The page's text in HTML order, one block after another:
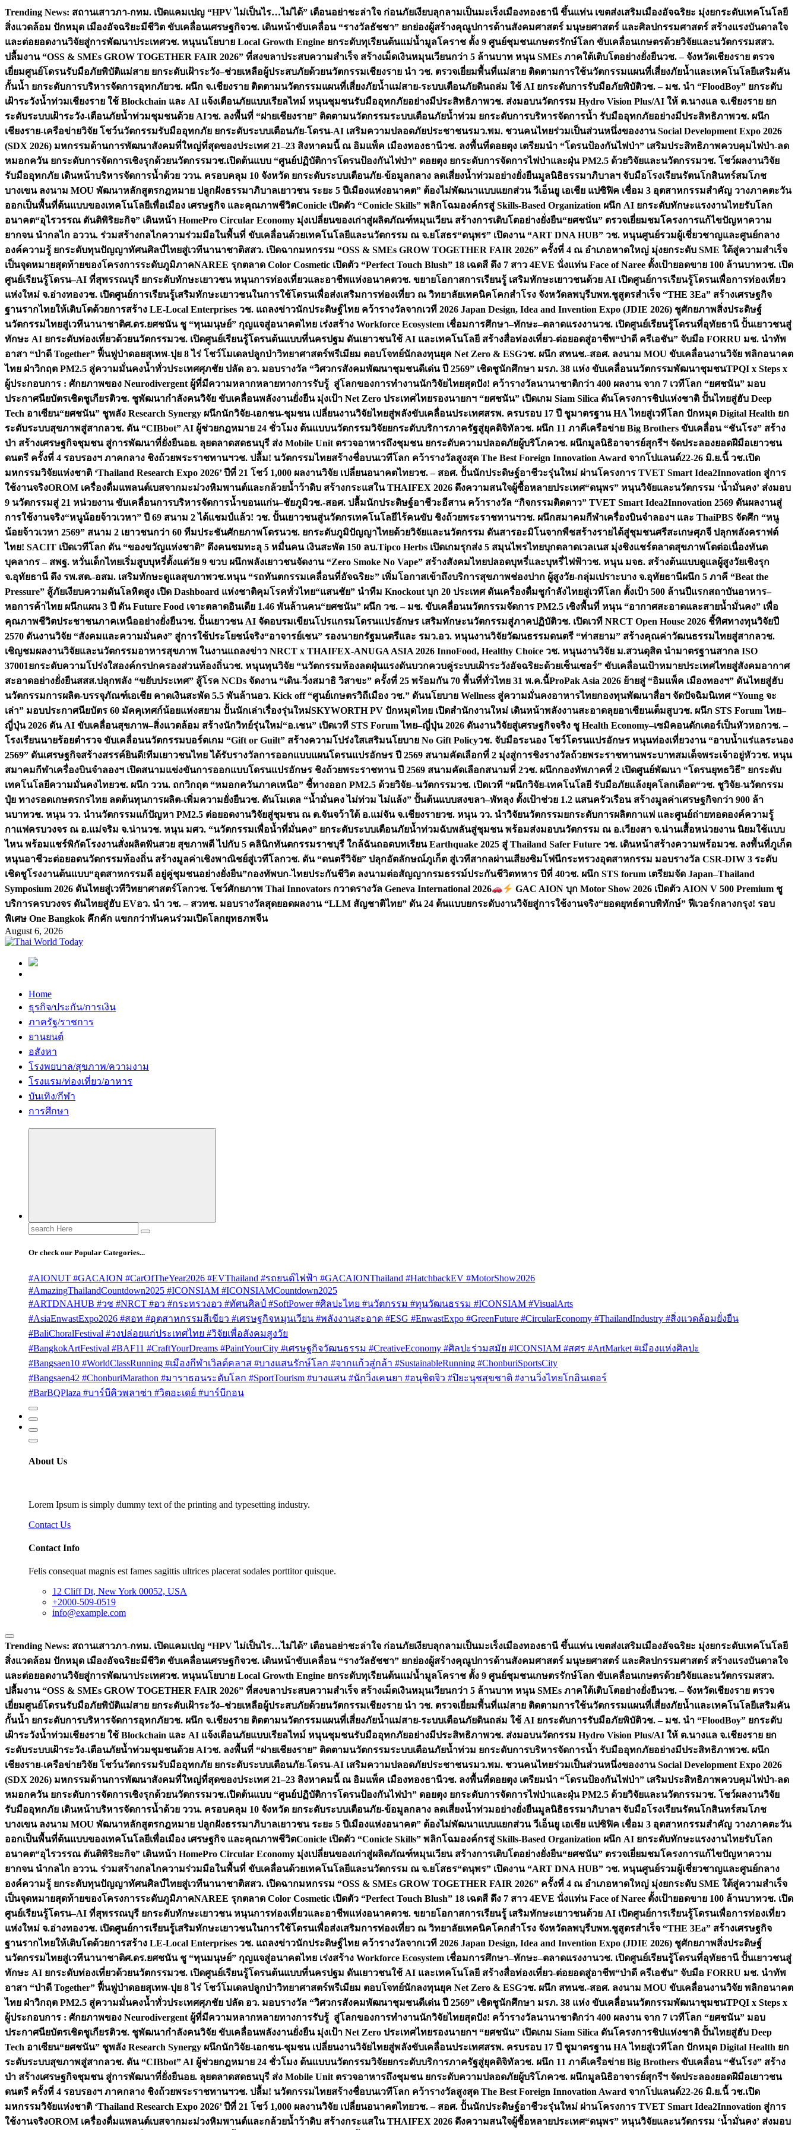
Skip
to
content
Trending News: สถานเสาวภา-กทม. เปิดแคมเปญ “HPV ไม่เป็นไร…ไม่ได้” เตือนอย่าชะล่าใจ ก่อนภัยเงียบลุกลามเป็นมะเร็งเมืองทองธานี ขึ้นแท่น เขตส่งเสริมเมืองอัจฉริยะ มุ่งยกระดับเทคโนโลยี
สิ่งแวดล้อม ปักหมุด เมืองอัจฉริยะมีชีวิต ขับเคลื่อนเศรษฐกิจวช. เดินหน้าขับเคลื่อน “รางวัลธัชชา” ยกย่องผู้สร้างคุณูปการด้านสังคมศาสตร์ มนุษยศาสตร์ และศิลปกรรมศาสตร์ สร้างแรงบันดาลใจ
และต่อยอดงานวิจัยสู่การพัฒนาประเทศวช. หนุนนโยบาย Local Growth Engine ยกระดับทุเรียนต้นแม่น้ำมูลโคราช ตั้ง 9 ศูนย์ชุมชนเกษตรรักษ์โลก ขับเคลื่อนเกษตรด้วยวิจัยและนวัตกรรมสสว.
ปลื้มงาน “OSS & SMEs GROW TOGETHER FAIR 2026” ที่สงขลาประสบความสำเร็จ สร้างเม็ดเงินหมุนเวียนกว่า 5 ล้านบาท หนุน SMEs ภาคใต้เติบโตอย่างยั่งยืนวช. – จังหวัดเชียงราย ตรวจ
เยี่ยมศูนย์โดรนรับมือภัยพิบัติแม่สาย ยกระดับเฝ้าระวัง–ช่วยเหลือผู้ประสบภัยด้วยนวัตกรรมเชียงราย นำ วช. ตรวจเยี่ยมพื้นที่แม่สาย ติดตามการใช้นวัตกรรมแผนที่เสี่ยงภัยน้ำและเทคโนโลยีเสริมคัน
กั้นน้ำ ยกระดับการบริหารจัดการอุทกภัยวช. ผนึก จ.เชียงราย ติดตามนวัตกรรมแผนที่เสี่ยงภัยน้ำแม่สาย-ระบบเตือนภัยดินถล่ม ใช้ AI ยกระดับการรับมือภัยพิบัติวช. – มช. นำ “FloodBoy” ยกระดับ
เฝ้าระวังน้ำท่วมเชียงราย ใช้ Blockchain และ AI แจ้งเตือนภัยแบบเรียลไทม์ หนุนชุมชนรับมืออุทกภัยอย่างมีประสิทธิภาพวช. ส่งมอบนวัตกรรม Hydro Vision Plus/AI ให้ ต.นางแล จ.เชียงราย ยก
ระดับระบบเฝ้าระวัง-เตือนภัยน้ำท่วมชุมชนด้วย AIวช. ลงพื้นที่ “ฝายเชียงราย” ติดตามนวัตกรรมระบบเตือนภัยน้ำท่วม ยกระดับการบริหารจัดการน้ำ รับมืออุทกภัยอย่างมีประสิทธิภาพวช. ผนึก
เชียงราย-เครือข่ายวิจัย โชว์นวัตกรรมรับมืออุทกภัย ยกระดับระบบเตือนภัย-โดรน-AI เสริมความปลอดภัยประชาชนรมว.พม. ชวนคนไทยร่วมเป็นส่วนหนึ่งของงาน Social Development Expo 2026
(SDX 2026) มหกรรมด้านการพัฒนาสังคมที่ใหญ่ที่สุดของประเทศ 21–23 สิงหาคมนี้ ณ อิมแพ็ค เมืองทองธานีวช. ลงพื้นที่ดอยตุง เตรียมนำ “โดรนป้องกันไฟป่า” เสริมประสิทธิภาพควบคุมไฟป่า-ลด
หมอกควัน ยกระดับการจัดการเชิงรุกด้วยนวัตกรรมวช.เปิดต้นแบบ “ศูนย์ปฏิบัติการโดรนป้องกันไฟป่า” ดอยตุง ยกระดับการจัดการไฟป่าและฝุ่น PM2.5 ด้วยวิจัยและนวัตกรรมวช. โชว์ผลงานวิจัย
รับมืออุทกภัย เดินหน้าบริหารจัดการน้ำด้วย ววน. ครอบคลุม 10 จังหวัด ยกระดับระบบเตือนภัย-ข้อมูลกลาง ลดเสี่ยงน้ำท่วมอย่างยั่งยืนมูลนิธิธรรมาภิบาลฯ จับมือโรงเรียนรัตนโกสินทร์สมโภช
บางเขน ลงนาม MOU พัฒนาหลักสูตรกฎหมาย ปลูกฝังธรรมาภิบาลเยาวชน ระยะ 5 ปีเมืองแห่งอนาคต” ต้องไม่พัฒนาแบบแยกส่วน วีเอ็นยู เอเชีย แปซิฟิค เชื่อม 3 อุตสาหกรรมสำคัญ วางภาคตะวัน
ออกเป็นพื้นที่ต้นแบบของเทคโนโลยีเพื่อเมือง เศรษฐกิจ และคุณภาพชีวิตConicle เปิดตัว “Conicle Skills” พลิกโฉมองค์กรสู่ Skills-Based Organization ผนึก AI ยกระดับทักษะแรงงานไทยรับโลก
อนาคต“อุไรวรรณ ตันติพิริยะกิจ” เดินหน้า HomePro Circular Economy มุ่งเปลี่ยนของเก่าสู่ผลิตภัณฑ์หมุนเวียน สร้างการเติบโตอย่างยั่งยืน“ยศชนัน” ตรวจเยี่ยมชมโครงการแก้ไขปัญหาความ
ยากจน นำกลไก อววน. ร่วมสร้างกลไกความร่วมมือในพื้นที่ ขับเคลื่อนด้วยเทคโนโลยีและนวัตกรรม ณ จ.ยโสธร“ดนุพร” เปิดงาน “ART DNA HUB” วช. หนุนศูนย์รวมผู้เชี่ยวชาญและศูนย์กลาง
องค์ความรู้ ยกระดับทุนปัญญาทัศนศิลป์ไทยสู่เวทีนานาชาติสสว. เปิดฉากมหกรรม “OSS & SMEs GROW TOGETHER FAIR 2026” ครั้งที่ 4 ณ อำเภอหาดใหญ่ มุ่งยกระดับ SME ใต้สู่ความสำเร็จ
เป็นจุดหมายสุดท้ายของโครงการระดับภูมิภาคNAREE รุกตลาด Color Cosmetic เปิดตัว “Perfect Touch Blush” 18 เฉดสี ดึง 7 สาว 4EVE นั่งแท่น Face of Naree ตั้งเป้ายอดขาย 100 ล้านบาทวช. เปิด
ศูนย์เรียนรู้โดรน–AI ที่สุพรรณบุรี ยกระดับทักษะเยาวชน หนุนการท่องเที่ยวและอาชีพแห่งอนาคตวช. ขยายโอกาสการเรียนรู้ เสริมทักษะเยาวชนด้วย AI เปิดศูนย์การเรียนรู้โดรนเพื่อการท่องเที่ยว
แห่งใหม่ จ.อ่างทองวช. เปิดศูนย์การเรียนรู้เสริมทักษะเยาวชนในการใช้โดรนเพื่อส่งเสริมการท่องเที่ยว ณ วิทยาลัยเทคนิคโคกสำโรง จังหวัดลพบุรีบพท.ชูสูตรสำเร็จ “THE 3Ea” สร้างเศรษฐกิจ
ฐานรากไทยให้เติบโตด้วยการสร้าง LE-Local Enterprises วช. แถลงข่าวนักประดิษฐ์ไทย คว้ารางวัลจากเวที 2026 Japan Design, Idea and Invention Expo (JDIE 2026) ชูศักยภาพสิ่งประดิษฐ์
นวัตกรรมไทยสู่เวทีนานาชาติศ.ดร.ยศชนัน ชู “ทุนมนุษย์” กุญแจสู่อนาคตไทย เร่งสร้าง Workforce Ecosystem เชื่อมการศึกษา–ทักษะ–ตลาดแรงงานวช. เปิดศูนย์เรียนรู้โดรนที่อุทัยธานี ปั้นเยาวชนสู่
ทักษะ AI ยกระดับท่องเที่ยวด้วยนวัตกรรมวช. เปิดศูนย์เรียนรู้โดรนต้นแบบที่นครปฐม ดันเยาวชนใช้ AI และเทคโนโลยี สร้างสื่อท่องเที่ยว-ต่อยอดสู่อาชีพ“ป่าดี ครีเอชัน” จับมือ FORRU มช. นำทัพ
อาสา “ป่าดี Together” ฟื้นฟูป่าดอยสุเทพ-ปุย 8 ไร่ โชว์โมเดลปลูกป่าวิทยาศาสตร์พรีเมียม ตอบโจทย์นักลงทุนยุค Net Zero & ESGวช. ผนึก สทนช.-สอศ. ลงนาม MOU ขับเคลื่อนงานวิจัย พลิกอนาคต
ไทย ฝ่าวิกฤต PM2.5 สู่ความมั่นคงน้ำทั่วประเทศศุภชัย ปลัด อว. มอบรางวัล “วิศวกรสังคมพัฒนาชุมชนดีเด่น ปี 2569” เชิดชูนักศึกษา มรภ. 38 แห่ง ขับเคลื่อนนวัตกรรมพัฒนาชุมชนTPQI x Steps x
ผู้ประกอบการ : ศักยภาพของ Neurodivergent ผู้ที่มีความหลากหลายทางการรับรู้ สู่โลกของการทำงานนักวิจัยไทยสุดปัง! คว้ารางวัลนานาชาติกว่า 400 ผลงาน จาก 7 เวทีโลก “ยศชนัน” มอบ
ประกาศนียบัตรเชิดชูเกียรติวช. ชูพัฒนากำลังคนวิจัย ขับเคลื่อนพลังงานยั่งยืน มุ่งเป้า Net Zero ประเทศไทยรองนายกฯ “ยศชนัน” เปิดเกม Siam Silica ดันโครงการชิปแห่งชาติ ปั้นไทยสู่ฮับ Deep
Tech อาเซียน“ยศชนัน” ชูพลัง Research Synergy ผนึกนักวิจัย-เอกชน-ชุมชน เปลี่ยนงานวิจัยไทยสู่พลังขับเคลื่อนประเทศสรพ. ครบรอบ 17 ปี ชูมาตรฐาน HA ไทยสู่เวทีโลก ปักหมุด Digital Health ยก
ระดับระบบสุขภาพสู่สากลวช. ดัน “CIBbot” AI ผู้ช่วยกฎหมาย 24 ชั่วโมง ต้นแบบนวัตกรรมวิจัยยกระดับบริการภาครัฐสู่ยุคดิจิทัลวช. ผนึก 11 ภาคีเครือข่าย Big Brothers ขับเคลื่อน “ชันโรง” สร้าง
ป่า สร้างเศรษฐกิจชุมชน สู่การพัฒนาที่ยั่งยืนอย. ลุยตลาดสดธนบุรี ส่ง Mobile Unit ตรวจอาหารถึงชุมชน ยกระดับความปลอดภัยผู้บริโภควช. ผนึกมูลนิธิอาจารย์สุกรีฯ จัดประลองยอดฝีมือเยาวชน
ดนตรี ครั้งที่ 4 รอบรองฯ ภาคกลาง ชิงถ้วยพระราชทานฯวช. ปลื้ม! นวัตกรรมไทยสร้างชื่อบนเวทีโลก คว้ารางวัลสูงสุด The Best Foreign Innovation Award จากโปแลนด์22-26 มิ.ย.นี้ วช.เปิด
มหกรรมวิจัยแห่งชาติ ‘Thailand Research Expo 2026’ ปีที่ 21 โชว์ 1,000 ผลงานวิจัย เปลี่ยนอนาคตไทยวช. – สอศ. ปั้นนักประดิษฐ์อาชีวะรุ่นใหม่ ผ่านโครงการ TVET Smart Idea2Innovation สู่การ
ใช้งานจริงOROM เครื่องดื่มแพลนต์เบสจากมะม่วงหิมพานต์และกล้วยน้ำว้าดิบ สร้างกระแสใน THAIFEX 2026 ดึงความสนใจผู้ซื้อหลายประเทศ“ดนุพร” หนุนวิจัยและนวัตกรรม ‘น้ำมั่นคง’ ส่งมอบ
9 นวัตกรรมสู่ 21 หน่วยงาน ขับเคลื่อนการบริหารจัดการน้ำขอนแก่น–ชัยภูมิวช.-สอศ. ปลื้มนักประดิษฐ์อาชีวะอีสาน คว้ารางวัล “กิจกรรมติดดาว” TVET Smart Idea2Innovation 2569 ดันผลงานสู่
การใช้งานจริง“หนูน้อยจ้าวเวหา” ปี 69 สนาม 2 ได้แชมป์แล้ว! วช. ปั้นเยาวชนสู่นวัตกรเทคโนโลยีไร้คนขับ ชิงถ้วยพระราชทานฯวช. ผนึกสมาคมกีฬาเครื่องบินจำลองฯ และ ThaiPBS จัดศึก “หนู
น้อยจ้าวเวหา 2569” สนาม 2 เยาวชนกว่า 60 ทีมประชันศักยภาพโดรนวช. ยกระดับภูมิปัญญาไทยด้วยวิจัยและนวัตกรรม ดันสารอะมิโนจากพืชสร้างรายได้สู่ชุมชนศรีสะเกษศุภจี ปลุกพลังคราฟต์
ไทย! SACIT เปิดเวทีโลก ดัน “ของขวัญแห่งชาติ” ดึงคนชมทะลุ 5 หมื่นคน เงินสะพัด 150 ลบ.Tipco Herbs เปิดเกมรุกส่ง 5 สมุนไพรไทยบุกตลาดเวลเนส มุ่งชิงแชร์ตลาดสุขภาพโตต่อเนื่องทันต
บุคลากร – สพฐ. หวั่นเด็กไทยเริ่มสูบบุหรี่ตั้งแต่วัย 9 ขวบ ผนึกพลังเยาวชนจัดงาน “Zero Smoke No Vape” สร้างสังคมไทยปลอดบุหรี่และบุหรี่ไฟฟ้าวช. หนุน มจธ. สร้างต้นแบบดูแลผู้สูงวัยเชิงรุก
จ.อุทัยธานี ดึง รพ.สต.-อสม. เสริมทักษะดูแลสุขภาพวช.หนุน “รถทันตกรรมเคลื่อนที่อัจฉริยะ” เพิ่มโอกาสเข้าถึงบริการสุขภาพช่องปาก ผู้สูงวัย-กลุ่มเปราะบาง จ.อุทัยธานีผนึก 5 ภาคี “Beat the
Pressure” สู้ภัยเงียบความดันโลหิตสูง เปิด Dashboard แห่งชาติคุมโรคทั่วไทย“แสนชัย” นำทีม Knockout บุก 20 ประเทศ ดันเครื่องดื่มชูกำลังไทยสู่เวทีโลก ตั้งเป้า 500 ล้านปีแรกสถาบันอาหาร–
หอการค้าไทย ผนึกแผน 3 ปี ดัน Future Food เจาะตลาดอินเดีย 1.46 พันล้านคน“ยศชนัน” ผนึก วช. – มช. ขับเคลื่อนนวัตกรรมจัดการ PM2.5 เชิงพื้นที่ หนุน “อากาศสะอาดและสายน้ำมั่นคง” เพื่อ
คุณภาพชีวิตประชาชนภาคเหนืออย่างยั่งยืนวช. ปั้นเยาวชน AI จัดอบรมเขียนโปรแกรมโดรนแปรอักษร เสริมทักษะนวัตกรรมสู่ภาคปฏิบัติวช. เปิดเวที NRCT Open House 2026 ชี้ทิศทางทุนวิจัยปี
2570 ดันงานวิจัย “สังคมและความมั่นคง” สู่การใช้ประโยชน์จริง“อาจารย์เชน” รองนายกรัฐมนตรีและ รมว.อว. หนุนงานวิจัยวัฒนธรรมดนตรี “ท่าสยาม” สร้างคุณค่าวัฒนธรรมไทยสู่สากลวช.
เชิญชมผลงานวิจัยและนวัตกรรมอาหารสุขภาพ ในงานแถลงข่าว NRCT x THAIFEX-ANUGA ASIA 2026 InnoFood, Healthy Choice วช. หนุนงานวิจัย ม.สวนดุสิต นำมาตรฐานสากล ISO
37001ยกระดับความโปร่งใสองค์กรปกครองส่วนท้องถิ่นวช. หนุนทุนวิจัย “นวัตกรรมห้องลดฝุ่นแรงดันบวกควบคู่ระบบเฝ้าระวังอัจฉริยะด้วยเซ็นเซอร์” ขับเคลื่อนเป้าหมายประเทศไทยสู่สังคมอากาศ
สะอาดอย่างยั่งยืนสสส.ปลุกพลัง “ขยับประเทศ” สู้โรค NCDs จัดงาน “เดิน-วิ่งสมาธิ วิสาขะ” ครั้งที่ 25 พร้อมกัน 70 พื้นที่ทั่วไทย 31 พ.ค.นี้ProPak Asia 2026 ย้ายสู่ “อิมแพ็ค เมืองทองฯ” ดันไทยสู่ฮับ
นวัตกรรมการผลิต-บรรจุภัณฑ์เอเชีย คาดเงินสะพัด 5.5 พันล้านอว. Kick off “ศูนย์เกษตรวิถีเมือง วช.” ดันนโยบาย Wellness สู่ความมั่นคงอาหารไทยกองทุนพัฒนาสื่อฯ จัดปัจฉิมนิเทศ “Young จะ
เล่า” มอบประกาศนียบัตร 60 มัคคุเทศก์น้อยแห่งสยาม ปั้นนักเล่าเรื่องรุ่นใหม่SKYWORTH PV ปักหมุดไทย เปิดสำนักงานใหม่ เดินหน้าพลังงานสะอาดลุยอาเซียนเต็มสูบวช. ผนึก STS Forum ไทย–
ญี่ปุ่น 2026 ดัน AI ขับเคลื่อนสุขภาพ–สิ่งแวดล้อม สร้างนักวิทย์รุ่นใหม่“อ.เชน” เปิดเวที STS Forum ไทย–ญี่ปุ่น 2026 ดันงานวิจัยสู่เศรษฐกิจจริง ชู Health Economy–เซมิคอนดักเตอร์เป็นหัวหอกวช. –
โรงเรียนนายร้อยตำรวจ ขับเคลื่อนนวัตกรรมบอร์ดเกม “Gift or Guilt” สร้างความโปร่งใสเสริมนโยบาย No Gift Policyวช. จับมือระนอง โชว์โดรนแปรอักษร หนุนท่องเที่ยวงาน “อาบน้ำแร่แลระนอง
2569” ดันเศรษฐกิจสร้างสรรค์ยินดี!ทีมเยาวชนไทย ได้รับรางวัลการออกแบบแผนโดรนแปรอักษร ปี 2569 สนามคัดเลือกที่ 2 มุ่งสู่การชิงรางวัลถ้วยพระราชทานพระบาทสมเด็จพระเจ้าอยู่หัววช. หนุน
สมาคมกีฬาเครื่องบินจำลองฯ เปิดสนามแข่งขันการออกแบบโดรนแปรอักษร ชิงถ้วยพระราชทาน ปี 2569 สนามคัดเลือกสนามที่ 2วช. ผนึกกองทัพภาคที่ 2 เปิดศูนย์พัฒนา “โดรนยุทธวิธี” ยกระดับ
เทคโนโลยีความมั่นคงไทยวช. ผนึก ววน. ถกวิกฤต “หมอกควันภาคเหนือ” ชี้ทางออก PM2.5 ด้วยวิจัย–นวัตกรรมวช. เปิดเวที “ผนึกวิจัย-เทคโนโลยี รับมือภัยแล้งยุคโลกเดือด“วช. ชูวิจัย-นวัตกรรม
ปุ๋ย ทางรอดเกษตรกรไทย ลดต้นทุนการผลิต-เพิ่มความยั่งยืนวช. ดันโมเดล “น้ำมั่นคง ไม่ท่วม ไม่แล้ง” ปั้นต้นแบบสงขลา–พัทลุง ตั้งเป้าช่วย 1.2 แสนครัวเรือน สร้างมูลค่าเศรษฐกิจกว่า 900 ล้า
นบาทวช. หนุน วว. นำนวัตกรรมแก้ปัญหา PM2.5 ต่อยอดงานวิจัยสู่ชุมชน ณ ต.จันจว้าใต้ อ.แม่จัน จ.เชียงรายวช. หนุน วว. นำวิจัยนวัตกรรมยกระดับการผลิตกาแฟ และศูนย์ถ่ายทอดองค์ความรู้
กาแฟครบวงจร ณ อ.แม่จริม จ.น่านวช. หนุน มศว. “นวัตกรรมเพื่อน้ำที่มั่นคง” ยกระดับระบบเตือนภัยน้ำท่วมฉับพลันสู่ชุมชน พร้อมส่งมอบนวัตกรรม ณ อ.เวียงสา จ.น่านเสื้อหน่วยงาน นิยมใช้แบบ
ไหน พร้อมแชร์พิกัดโรงงานสั่งผลิตฟันสวย สุขภาพดี ไปกับ 5 คลินิกทันตกรรมราชบุรี ใกล้ฉันถอดบทเรียน Earthquake 2025 สู่ Thailand Safer Future วช. เดินหน้าสร้างความพร้อมวช. ลงพื้นที่ภูเก็ต
หนุนอาชีวะต่อยอดนวัตกรรมท้องถิ่น สร้างมูลค่าเชิงพาณิชย์สู่เวทีโลกวช. ดัน “ดนตรีวิจัย” ปลุกอัตลักษณ์ภูเก็ต สู่เวทีสากลผ่านเสียงซิมโฟนีกระทรวงอุตสาหกรรม มอบรางวัล CSR-DIW 3 ระดับ
เชิดชูโรงงานต้นแบบ“อุตสาหกรรมดี อยู่คู่ชุมชนอย่างยั่งยืน”กองทัพบก-ไทยประกันชีวิต ลงนามต่อสัญญากรมธรรม์ประกันชีวิตทหาร ปีที่ 40วช. ผนึก STS forum เตรียมจัด Japan–Thailand
Symposium 2026 ดันไทยสู่เวทีวิทยาศาสตร์โลกวช. โชว์ศักยภาพ Thai Innovators กวาดรางวัล Geneva International 2026
GAC AION บุก Motor Show 2026 เปิดตัว AION V 500 Premium ชู
บริการครบวงจร ดันไทยสู่ฮับ EVอว. นำ วช. – สวทช. มอบรางวัลสุดยอดผลงาน “LLM สัญชาติไทย” ดัน 24 ต้นแบบยกระดับงานวิจัยสู่การใช้งานจริง“ยอดยุทธ์ดาบพิทักษ์” ฟีเวอร์กลางกรุง! รอบ
พิเศษ One Bangkok คึกคัก แขกกว่าพันคนร่วมเปิดโลกยุทธภพจีน
August 6, 2026
Home
ธุรกิจ/ประกัน/การเงิน
ภาครัฐ/ราชการ
ยานยนต์
อสังหา
โรงพยบาล/สุขภาพ/ความงาม
โรงแรม/ท่องเที่ยว/อาหาร
บันเทิง/กีฬา
การศึกษา
Search
for:
Or check our Popular Categories...
#AIONUT #GACAION #CarOfTheYear2026 #EVThailand #รถยนต์ไฟฟ้า #GACAIONThailand #HatchbackEV #MotorShow2026
#AmazingThailandCountdown2025 #ICONSIAM #ICONSIAMCountdown2025
#ARTDNAHUB #วช #NRCT #อว #กระทรวงอว #ทัศนศิลป์ #SoftPower #ศิลปะไทย #นวัตกรรม #ทุนวัฒนธรรม #ICONSIAM #VisualArts
#AsiaEnwastExpo2026 #สอท #อุตสาหกรรมสีเขียว #เศรษฐกิจหมุนเวียน #พลังงานสะอาด #ESG #EnwastExpo #GreenFuture #CircularEconomy #ThailandIndustry #สิ่งแวดล้อมยั่งยืน
#BaliChoralFestival #วงปล่อยแก่ประเทศไทย #วิจัยเพื่อสังคมสูงวัย
#BangkokArtFestival #BAF11 #CraftYourDreams #PaintYourCity #เศรษฐกิจวัฒนธรรม #CreativeEconomy #ศิลปะร่วมสมัย #ICONSIAM #สศร #ArtMarket #เมืองแห่งศิลปะ
#Bangsaen10 #WorldClassRunning #เมืองกีฬาเวิลด์คลาส #บางแสนรักษ์โลก #จากแก้วสู่กล้า #SustainableRunning #ChonburiSportsCity
#Bangsaen42 #ChonburiMarathon #มาราธอนระดับโลก #SportTourism #บางแสน #นักวิ่งเคนยา #อนุชิตจิว #ปิยะนุชสุขชาติ #งานวิ่งไทยโกอินเตอร์
#BarBQPlaza #บาร์บีคิวพลาซ่า #วิตอะเดย์ #บาร์บีกอน
About Us
Lorem Ipsum is simply dummy text of the printing and typesetting industry.
Contact Us
Contact Info
Felis consequat magnis est fames sagittis ultrices placerat sodales porttitor quisque.
12 Cliff Dt, New York 00052, USA
+2000-509-0519
info@example.com
Trending News: สถานเสาวภา-กทม. เปิดแคมเปญ “HPV ไม่เป็นไร…ไม่ได้” เตือนอย่าชะล่าใจ ก่อนภัยเงียบลุกลามเป็นมะเร็งเมืองทองธานี ขึ้นแท่น เขตส่งเสริมเมืองอัจฉริยะ มุ่งยกระดับเทคโนโลยี
สิ่งแวดล้อม ปักหมุด เมืองอัจฉริยะมีชีวิต ขับเคลื่อนเศรษฐกิจวช. เดินหน้าขับเคลื่อน “รางวัลธัชชา” ยกย่องผู้สร้างคุณูปการด้านสังคมศาสตร์ มนุษยศาสตร์ และศิลปกรรมศาสตร์ สร้างแรงบันดาลใจ
และต่อยอดงานวิจัยสู่การพัฒนาประเทศวช. หนุนนโยบาย Local Growth Engine ยกระดับทุเรียนต้นแม่น้ำมูลโคราช ตั้ง 9 ศูนย์ชุมชนเกษตรรักษ์โลก ขับเคลื่อนเกษตรด้วยวิจัยและนวัตกรรมสสว.
ปลื้มงาน “OSS & SMEs GROW TOGETHER FAIR 2026” ที่สงขลาประสบความสำเร็จ สร้างเม็ดเงินหมุนเวียนกว่า 5 ล้านบาท หนุน SMEs ภาคใต้เติบโตอย่างยั่งยืนวช. – จังหวัดเชียงราย ตรวจ
เยี่ยมศูนย์โดรนรับมือภัยพิบัติแม่สาย ยกระดับเฝ้าระวัง–ช่วยเหลือผู้ประสบภัยด้วยนวัตกรรมเชียงราย นำ วช. ตรวจเยี่ยมพื้นที่แม่สาย ติดตามการใช้นวัตกรรมแผนที่เสี่ยงภัยน้ำและเทคโนโลยีเสริมคัน
กั้นน้ำ ยกระดับการบริหารจัดการอุทกภัยวช. ผนึก จ.เชียงราย ติดตามนวัตกรรมแผนที่เสี่ยงภัยน้ำแม่สาย-ระบบเตือนภัยดินถล่ม ใช้ AI ยกระดับการรับมือภัยพิบัติวช. – มช. นำ “FloodBoy” ยกระดับ
เฝ้าระวังน้ำท่วมเชียงราย ใช้ Blockchain และ AI แจ้งเตือนภัยแบบเรียลไทม์ หนุนชุมชนรับมืออุทกภัยอย่างมีประสิทธิภาพวช. ส่งมอบนวัตกรรม Hydro Vision Plus/AI ให้ ต.นางแล จ.เชียงราย ยก
ระดับระบบเฝ้าระวัง-เตือนภัยน้ำท่วมชุมชนด้วย AIวช. ลงพื้นที่ “ฝายเชียงราย” ติดตามนวัตกรรมระบบเตือนภัยน้ำท่วม ยกระดับการบริหารจัดการน้ำ รับมืออุทกภัยอย่างมีประสิทธิภาพวช. ผนึก
เชียงราย-เครือข่ายวิจัย โชว์นวัตกรรมรับมืออุทกภัย ยกระดับระบบเตือนภัย-โดรน-AI เสริมความปลอดภัยประชาชนรมว.พม. ชวนคนไทยร่วมเป็นส่วนหนึ่งของงาน Social Development Expo 2026
(SDX 2026) มหกรรมด้านการพัฒนาสังคมที่ใหญ่ที่สุดของประเทศ 21–23 สิงหาคมนี้ ณ อิมแพ็ค เมืองทองธานีวช. ลงพื้นที่ดอยตุง เตรียมนำ “โดรนป้องกันไฟป่า” เสริมประสิทธิภาพควบคุมไฟป่า-ลด
หมอกควัน ยกระดับการจัดการเชิงรุกด้วยนวัตกรรมวช.เปิดต้นแบบ “ศูนย์ปฏิบัติการโดรนป้องกันไฟป่า” ดอยตุง ยกระดับการจัดการไฟป่าและฝุ่น PM2.5 ด้วยวิจัยและนวัตกรรมวช. โชว์ผลงานวิจัย
รับมืออุทกภัย เดินหน้าบริหารจัดการน้ำด้วย ววน. ครอบคลุม 10 จังหวัด ยกระดับระบบเตือนภัย-ข้อมูลกลาง ลดเสี่ยงน้ำท่วมอย่างยั่งยืนมูลนิธิธรรมาภิบาลฯ จับมือโรงเรียนรัตนโกสินทร์สมโภช
บางเขน ลงนาม MOU พัฒนาหลักสูตรกฎหมาย ปลูกฝังธรรมาภิบาลเยาวชน ระยะ 5 ปีเมืองแห่งอนาคต” ต้องไม่พัฒนาแบบแยกส่วน วีเอ็นยู เอเชีย แปซิฟิค เชื่อม 3 อุตสาหกรรมสำคัญ วางภาคตะวัน
ออกเป็นพื้นที่ต้นแบบของเทคโนโลยีเพื่อเมือง เศรษฐกิจ และคุณภาพชีวิตConicle เปิดตัว “Conicle Skills” พลิกโฉมองค์กรสู่ Skills-Based Organization ผนึก AI ยกระดับทักษะแรงงานไทยรับโลก
อนาคต“อุไรวรรณ ตันติพิริยะกิจ” เดินหน้า HomePro Circular Economy มุ่งเปลี่ยนของเก่าสู่ผลิตภัณฑ์หมุนเวียน สร้างการเติบโตอย่างยั่งยืน“ยศชนัน” ตรวจเยี่ยมชมโครงการแก้ไขปัญหาความ
ยากจน นำกลไก อววน. ร่วมสร้างกลไกความร่วมมือในพื้นที่ ขับเคลื่อนด้วยเทคโนโลยีและนวัตกรรม ณ จ.ยโสธร“ดนุพร” เปิดงาน “ART DNA HUB” วช. หนุนศูนย์รวมผู้เชี่ยวชาญและศูนย์กลาง
องค์ความรู้ ยกระดับทุนปัญญาทัศนศิลป์ไทยสู่เวทีนานาชาติสสว. เปิดฉากมหกรรม “OSS & SMEs GROW TOGETHER FAIR 2026” ครั้งที่ 4 ณ อำเภอหาดใหญ่ มุ่งยกระดับ SME ใต้สู่ความสำเร็จ
เป็นจุดหมายสุดท้ายของโครงการระดับภูมิภาคNAREE รุกตลาด Color Cosmetic เปิดตัว “Perfect Touch Blush” 18 เฉดสี ดึง 7 สาว 4EVE นั่งแท่น Face of Naree ตั้งเป้ายอดขาย 100 ล้านบาทวช. เปิด
ศูนย์เรียนรู้โดรน–AI ที่สุพรรณบุรี ยกระดับทักษะเยาวชน หนุนการท่องเที่ยวและอาชีพแห่งอนาคตวช. ขยายโอกาสการเรียนรู้ เสริมทักษะเยาวชนด้วย AI เปิดศูนย์การเรียนรู้โดรนเพื่อการท่องเที่ยว
แห่งใหม่ จ.อ่างทองวช. เปิดศูนย์การเรียนรู้เสริมทักษะเยาวชนในการใช้โดรนเพื่อส่งเสริมการท่องเที่ยว ณ วิทยาลัยเทคนิคโคกสำโรง จังหวัดลพบุรีบพท.ชูสูตรสำเร็จ “THE 3Ea” สร้างเศรษฐกิจ
ฐานรากไทยให้เติบโตด้วยการสร้าง LE-Local Enterprises วช. แถลงข่าวนักประดิษฐ์ไทย คว้ารางวัลจากเวที 2026 Japan Design, Idea and Invention Expo (JDIE 2026) ชูศักยภาพสิ่งประดิษฐ์
นวัตกรรมไทยสู่เวทีนานาชาติศ.ดร.ยศชนัน ชู “ทุนมนุษย์” กุญแจสู่อนาคตไทย เร่งสร้าง Workforce Ecosystem เชื่อมการศึกษา–ทักษะ–ตลาดแรงงานวช. เปิดศูนย์เรียนรู้โดรนที่อุทัยธานี ปั้นเยาวชนสู่
ทักษะ AI ยกระดับท่องเที่ยวด้วยนวัตกรรมวช. เปิดศูนย์เรียนรู้โดรนต้นแบบที่นครปฐม ดันเยาวชนใช้ AI และเทคโนโลยี สร้างสื่อท่องเที่ยว-ต่อยอดสู่อาชีพ“ป่าดี ครีเอชัน” จับมือ FORRU มช. นำทัพ
อาสา “ป่าดี Together” ฟื้นฟูป่าดอยสุเทพ-ปุย 8 ไร่ โชว์โมเดลปลูกป่าวิทยาศาสตร์พรีเมียม ตอบโจทย์นักลงทุนยุค Net Zero & ESGวช. ผนึก สทนช.-สอศ. ลงนาม MOU ขับเคลื่อนงานวิจัย พลิกอนาคต
ไทย ฝ่าวิกฤต PM2.5 สู่ความมั่นคงน้ำทั่วประเทศศุภชัย ปลัด อว. มอบรางวัล “วิศวกรสังคมพัฒนาชุมชนดีเด่น ปี 2569” เชิดชูนักศึกษา มรภ. 38 แห่ง ขับเคลื่อนนวัตกรรมพัฒนาชุมชนTPQI x Steps x
ผู้ประกอบการ : ศักยภาพของ Neurodivergent ผู้ที่มีความหลากหลายทางการรับรู้ สู่โลกของการทำงานนักวิจัยไทยสุดปัง! คว้ารางวัลนานาชาติกว่า 400 ผลงาน จาก 7 เวทีโลก “ยศชนัน” มอบ
ประกาศนียบัตรเชิดชูเกียรติวช. ชูพัฒนากำลังคนวิจัย ขับเคลื่อนพลังงานยั่งยืน มุ่งเป้า Net Zero ประเทศไทยรองนายกฯ “ยศชนัน” เปิดเกม Siam Silica ดันโครงการชิปแห่งชาติ ปั้นไทยสู่ฮับ Deep
Tech อาเซียน“ยศชนัน” ชูพลัง Research Synergy ผนึกนักวิจัย-เอกชน-ชุมชน เปลี่ยนงานวิจัยไทยสู่พลังขับเคลื่อนประเทศสรพ. ครบรอบ 17 ปี ชูมาตรฐาน HA ไทยสู่เวทีโลก ปักหมุด Digital Health ยก
ระดับระบบสุขภาพสู่สากลวช. ดัน “CIBbot” AI ผู้ช่วยกฎหมาย 24 ชั่วโมง ต้นแบบนวัตกรรมวิจัยยกระดับบริการภาครัฐสู่ยุคดิจิทัลวช. ผนึก 11 ภาคีเครือข่าย Big Brothers ขับเคลื่อน “ชันโรง” สร้าง
ป่า สร้างเศรษฐกิจชุมชน สู่การพัฒนาที่ยั่งยืนอย. ลุยตลาดสดธนบุรี ส่ง Mobile Unit ตรวจอาหารถึงชุมชน ยกระดับความปลอดภัยผู้บริโภควช. ผนึกมูลนิธิอาจารย์สุกรีฯ จัดประลองยอดฝีมือเยาวชน
ดนตรี ครั้งที่ 4 รอบรองฯ ภาคกลาง ชิงถ้วยพระราชทานฯวช. ปลื้ม! นวัตกรรมไทยสร้างชื่อบนเวทีโลก คว้ารางวัลสูงสุด The Best Foreign Innovation Award จากโปแลนด์22-26 มิ.ย.นี้ วช.เปิด
มหกรรมวิจัยแห่งชาติ ‘Thailand Research Expo 2026’ ปีที่ 21 โชว์ 1,000 ผลงานวิจัย เปลี่ยนอนาคตไทยวช. – สอศ. ปั้นนักประดิษฐ์อาชีวะรุ่นใหม่ ผ่านโครงการ TVET Smart Idea2Innovation สู่การ
ใช้งานจริงOROM เครื่องดื่มแพลนต์เบสจากมะม่วงหิมพานต์และกล้วยน้ำว้าดิบ สร้างกระแสใน THAIFEX 2026 ดึงความสนใจผู้ซื้อหลายประเทศ“ดนุพร” หนุนวิจัยและนวัตกรรม ‘น้ำมั่นคง’ ส่งมอบ